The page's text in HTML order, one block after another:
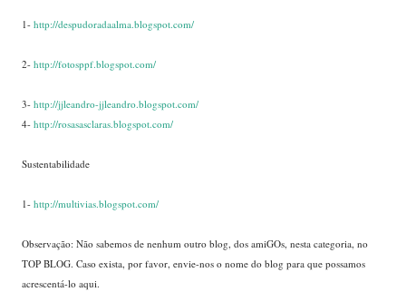
1- http://despudoradaalma.blogspot.com/
2- http://fotosppf.blogspot.com/
3- http://jjleandro-jjleandro.blogspot.com/
4- http://rosasasclaras.blogspot.com/
Sustentabilidade
1- http://multivias.blogspot.com/
Observação: Não sabemos de nenhum outro blog, dos amiGOs, nesta categoria, no
TOP BLOG. Caso exista, por favor, envie-nos o nome do blog para que possamos
acrescentá-lo aqui.